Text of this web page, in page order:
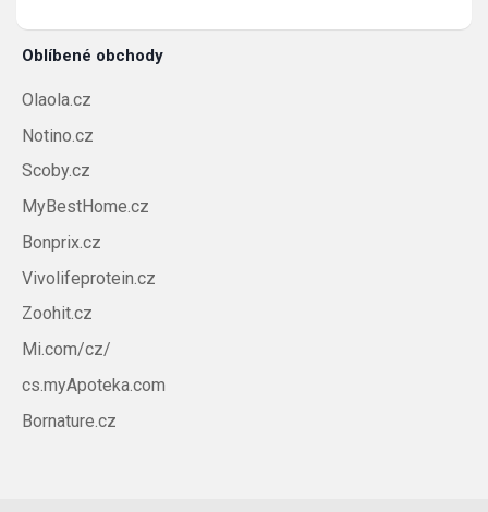
Oblíbené obchody
Olaola.cz
Notino.cz
Scoby.cz
MyBestHome.cz
Bonprix.cz
Vivolifeprotein.cz
Zoohit.cz
Mi.com/cz/
cs.myApoteka.com
Bornature.cz